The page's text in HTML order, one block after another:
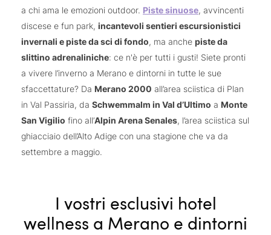
a chi ama le emozioni outdoor. Piste sinuose, avvincenti
discese e fun park, incantevoli sentieri escursionistici
invernali e piste da sci di fondo, ma anche piste da
slittino adrenaliniche: ce n'è per tutti i gusti! Siete pronti
a vivere l’inverno a Merano e dintorni in tutte le sue
sfaccettature? Da Merano 2000 all’area sciistica di Plan
in Val Passiria, da Schwemmalm in Val d’Ultimo a Monte
San Vigilio fino all’Alpin Arena Senales, l’area sciistica sul
ghiacciaio dell’Alto Adige con una stagione che va da
settembre a maggio.
I vostri esclusivi hotel
wellness a Merano e dintorni